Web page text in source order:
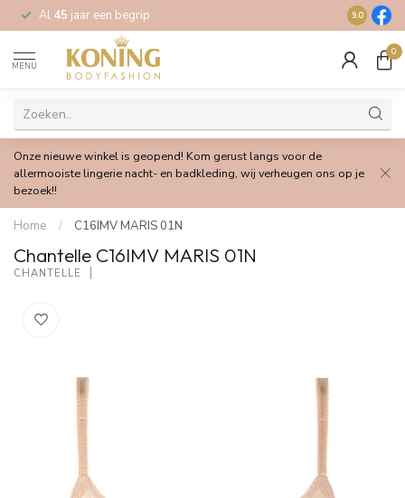
Al 45 jaar een begrip Gratis
9.0
MENU
0
Onze nieuwe winkel is geopend! Kom gerust langs voor de
allermooiste lingerie nacht- en badkleding, wij verheugen ons op je
bezoek!!
Home / C16IMV MARIS 01N
Chantelle C16IMV MARIS 01N
CHANTELLE